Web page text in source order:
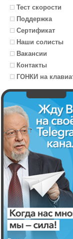
Тест скорости
Поддержка
Сертификат
Наши солисты
Вакансии
Контакты
ГОНКИ на